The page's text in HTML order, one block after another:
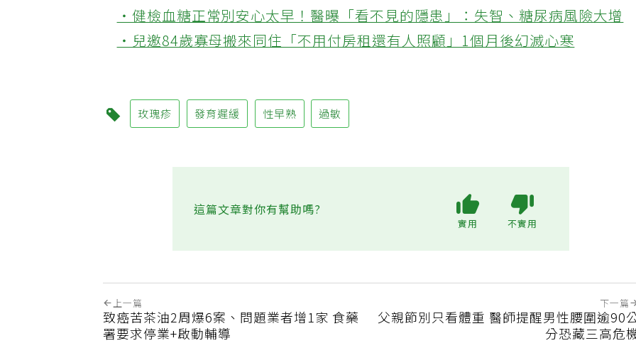
‧健檢血糖正常別安心太早！醫曝「看不見的隱患」：失智、糖尿病風險大增
‧兒邀84歲寡母搬來同住「不用付房租還有人照顧」1個月後幻滅心寒
玫瑰疹 發育遲緩 性早熟 過敏
這篇文章對你有幫助嗎?
上一篇
致癌苦茶油2周爆6案、問題業者增1家 食藥
署要求停業+啟動輔導
下一篇
父親節別只看體重 醫師提醒男性腰圍逾90
分恐藏三高危